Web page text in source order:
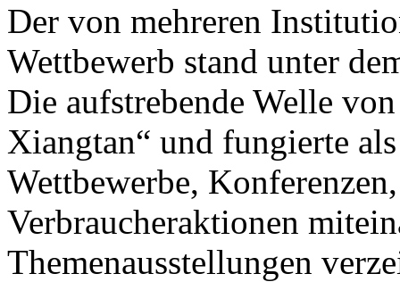
Der von mehreren
Wettbewerb stand unter
Die aufstrebende Welle
Xiangtan“ und fungierte
Wettbewerbe,
Verbraucheraktionen
Themenausstellungen